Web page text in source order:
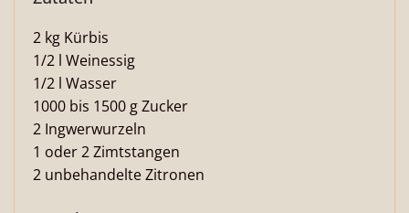
2 kg Kürbis
1/2 l Weinessig
1/2 l Wasser
1000 bis 1500 g Zucker
2 Ingwerwurzeln
1 oder 2 Zimtstangen
2 unbehandelte Zitronen